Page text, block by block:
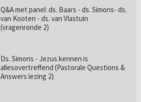
Q&A met panel: ds. Baars - ds. Simons- ds.
van Kooten - ds. van Vlastuin
(vragenronde 2)
Ds. Simons - Jezus kennen is
allesovertreffend (Pastorale Questions &
Answers lezing 2)